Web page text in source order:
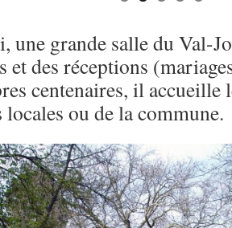
une grande salle du Val-
et des réceptions
centenaires, il accueille
locales ou de la commune.